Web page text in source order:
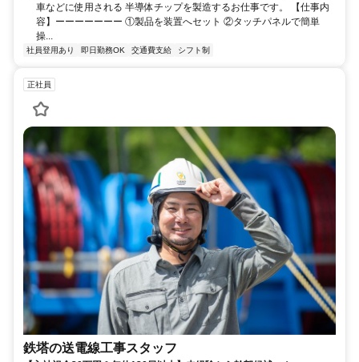
車などに使用される 半導体チップを製造するお仕事です。 【仕事内
容】ーーーーーーー ①製品を装置へセット ②タッチパネルで簡単
操...
社員登用あり 即日勤務OK 交通費支給 シフト制
正社員
鉄塔の送電線工事スタッフ